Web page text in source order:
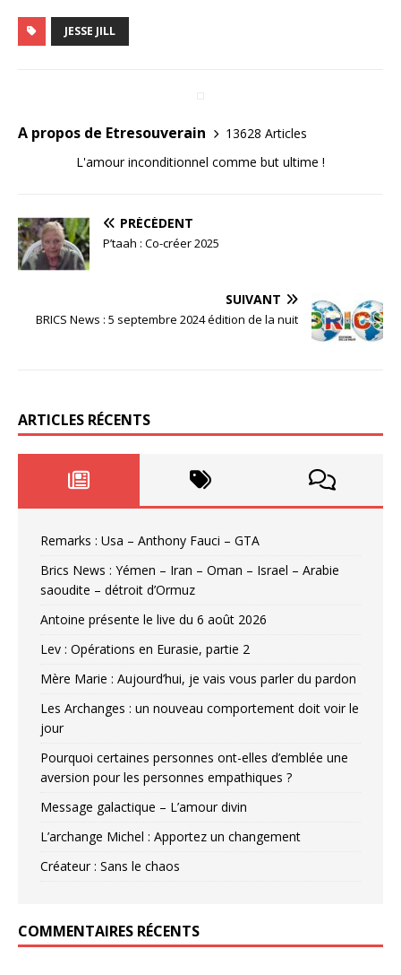
JESSE JILL
A propos de Etresouverain
13628 Articles
L'amour inconditionnel comme but ultime !
PRÉCÉDENT
P’taah : Co-créer 2025
SUIVANT
BRICS News : 5 septembre 2024 édition de la nuit
ARTICLES RÉCENTS
Remarks : Usa – Anthony Fauci – GTA
Brics News : Yémen – Iran – Oman – Israel – Arabie
saoudite – détroit d’Ormuz
Antoine présente le live du 6 août 2026
Lev : Opérations en Eurasie, partie 2
Mère Marie : Aujourd’hui, je vais vous parler du pardon
Les Archanges : un nouveau comportement doit voir le
jour
Pourquoi certaines personnes ont-elles d’emblée une
aversion pour les personnes empathiques ?
Message galactique – L’amour divin
L’archange Michel : Apportez un changement
Créateur : Sans le chaos
COMMENTAIRES RÉCENTS